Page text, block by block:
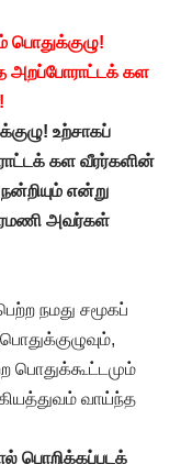
அறப்போராட்டக் கள
! உற்சாகப்
கள வீரர்களின்
நன்றியும் என்று
அவர்கள்
நமது சமூகப்
வாய்ந்த
பொறிக்கப்படக்